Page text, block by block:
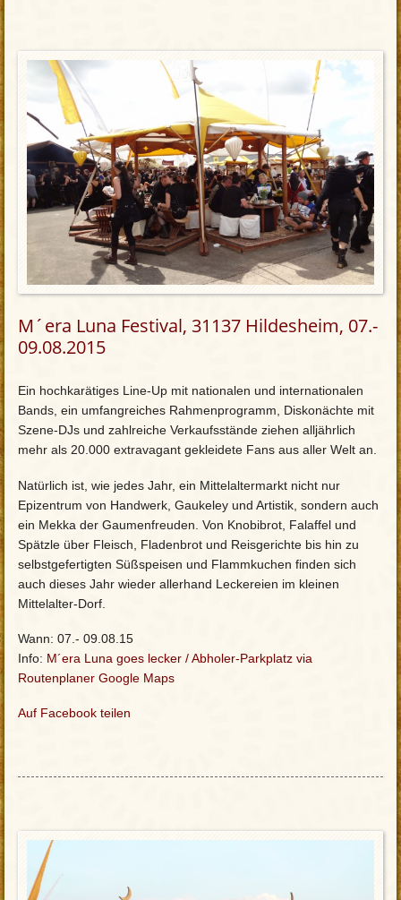
M´era Luna Festival, 31137 Hildesheim, 07.-
09.08.2015
Ein hochkarätiges Line-Up mit nationalen und internationalen
Bands, ein umfangreiches Rahmenprogramm, Diskonächte mit
Szene-DJs und zahlreiche Verkaufsstände ziehen alljährlich
mehr als 20.000 extravagant gekleidete Fans aus aller Welt an.
Natürlich ist, wie jedes Jahr, ein Mittelaltermarkt nicht nur
Epizentrum von Handwerk, Gaukeley und Artistik, sondern auch
ein Mekka der Gaumenfreuden. Von Knobibrot, Falaffel und
Spätzle über Fleisch, Fladenbrot und Reisgerichte bis hin zu
selbstgefertigten Süßspeisen und Flammkuchen finden sich
auch dieses Jahr wieder allerhand Leckereien im kleinen
Mittelalter-Dorf.
Wann: 07.- 09.08.15
Info: M´era Luna goes lecker /Abholer-Parkplatz via
Routenplaner Google Maps
Auf Facebook teilen